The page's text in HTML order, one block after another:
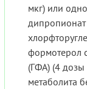
мкг) или
формотерол
(ГФА) (4 дозы
метаболита